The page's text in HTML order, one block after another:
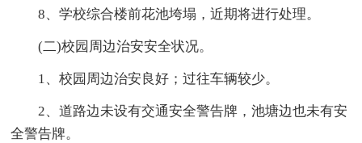
8、学校综合楼前花池垮塌，近期将进行处理。
(二)校园周边治安安全状况。
1、校园周边治安良好；过往车辆较少。
2、道路边未设有交通安全警告牌，池塘边也未有安
全警告牌。